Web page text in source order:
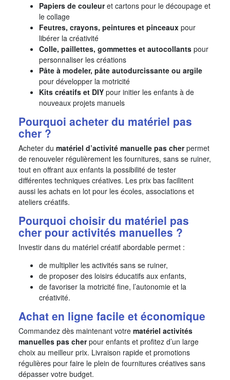
Papiers de couleuret cartons pour le découpage et
le collage
Feutres, crayons, peintures et pinceaux pour
libérer la créativité
Colle, paillettes, gommettes et autocollants pour
personnaliser les créations
Pâte à modeler, pâte autodurcissante ou argile
pour développer la motricité
Kits créatifs et DIY pour initier les enfants à de
nouveaux projets manuels
Pourquoi acheter du matériel pas
cher ?
Acheter du matériel d’activité manuelle pas cherpermet
de renouveler régulièrement les fournitures, sans se ruiner,
tout en offrant aux enfants la possibilité de tester
différentes techniques créatives. Les prix bas facilitent
aussi les achats en lot pour les écoles, associations et
ateliers créatifs.
Pourquoi choisir du matériel pas
cher pour activités manuelles ?
Investir dans du matériel créatif abordable permet :
de multiplier les activités sans se ruiner,
de proposer des loisirs éducatifs aux enfants,
de favoriser la motricité fine, l’autonomie et la
créativité.
Achat en ligne facile et économique
Commandez dès maintenant votre matériel activités
manuelles pas cherpour enfants et profitez d’un large
choix au meilleur prix. Livraison rapide et promotions
régulières pour faire le plein de fournitures créatives sans
dépasser votre budget.